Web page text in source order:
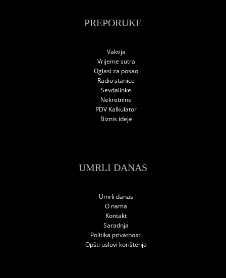
PREPORUKE
Vaktija
Vrijeme sutra
Oglasi za posao
Radio stanice
Sevdalinke
Nekretnine
PDV Kalkulator
Biznis ideje
UMRLI DANAS
Umrli danas
O nama
Kontakt
Saradnja
Politika privatnosti
Opšti uslovi korištenja